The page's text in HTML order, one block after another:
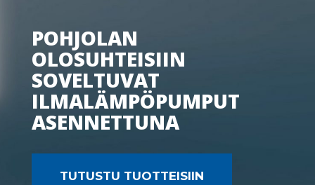
POHJOLAN
OLOSUHTEISIIN
SOVELTUVAT
ILMALÄMPÖPUMPUT
ASENNETTUNA
TUTUSTU TUOTTEISIIN